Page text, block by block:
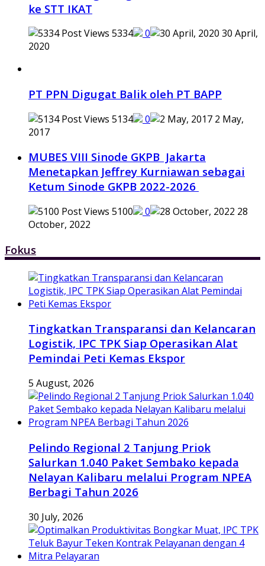
ke STT IKAT
5334 0
30 April,
2020
PT PPN Digugat Balik oleh PT BAPP
5134 0
2 May,
2017
MUBES VIII Sinode GKPB Jakarta
Menetapkan Jeffrey Kurniawan sebagai
Ketum Sinode GKPB 2022-2026
5100 0
28
October, 2022
Fokus
Tingkatkan Transparansi dan Kelancaran
Logistik, IPC TPK Siap Operasikan Alat
Pemindai Peti Kemas Ekspor
5 August, 2026
Pelindo Regional 2 Tanjung Priok
Salurkan 1.040 Paket Sembako kepada
Nelayan Kalibaru melalui Program NPEA
Berbagi Tahun 2026
30 July, 2026